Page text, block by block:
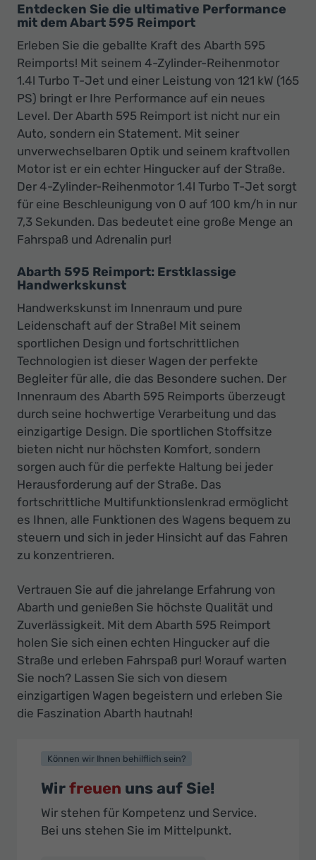
Entdecken Sie die ultimative Performance
mit dem Abart 595 Reimport
Erleben Sie die geballte Kraft des Abarth 595
Reimports! Mit seinem 4-Zylinder-Reihenmotor
1.4l Turbo T-Jet und einer Leistung von 121 kW (165
PS) bringt er Ihre Performance auf ein neues
Level. Der Abarth 595 Reimport ist nicht nur ein
Auto, sondern ein Statement. Mit seiner
unverwechselbaren Optik und seinem kraftvollen
Motor ist er ein echter Hingucker auf der Straße.
Der 4-Zylinder-Reihenmotor 1.4l Turbo T-Jet sorgt
für eine Beschleunigung von 0 auf 100 km/h in nur
7,3 Sekunden. Das bedeutet eine große Menge an
Fahrspaß und Adrenalin pur!
Abarth 595 Reimport: Erstklassige
Handwerkskunst
Handwerkskunst im Innenraum und pure
Leidenschaft auf der Straße! Mit seinem
sportlichen Design und fortschrittlichen
Technologien ist dieser Wagen der perfekte
Begleiter für alle, die das Besondere suchen. Der
Innenraum des Abarth 595 Reimports überzeugt
durch seine hochwertige Verarbeitung und das
einzigartige Design. Die sportlichen Stoffsitze
bieten nicht nur höchsten Komfort, sondern
sorgen auch für die perfekte Haltung bei jeder
Herausforderung auf der Straße. Das
fortschrittliche Multifunktionslenkrad ermöglicht
es Ihnen, alle Funktionen des Wagens bequem zu
steuern und sich in jeder Hinsicht auf das Fahren
zu konzentrieren.
Vertrauen Sie auf die jahrelange Erfahrung von
Abarth und genießen Sie höchste Qualität und
Zuverlässigkeit. Mit dem Abarth 595 Reimport
holen Sie sich einen echten Hingucker auf die
Straße und erleben Fahrspaß pur! Worauf warten
Sie noch? Lassen Sie sich von diesem
einzigartigen Wagen begeistern und erleben Sie
die Faszination Abarth hautnah!
Können wir Ihnen behilflich sein?
Wirfreuen uns auf Sie!
Wir stehen für Kompetenz und Service.
Bei uns stehen Sie im Mittelpunkt.